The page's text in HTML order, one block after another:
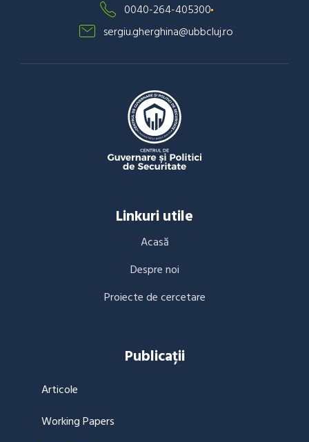
0040-264-405300
sergiu.gherghina@ubbcluj.ro
Linkuri utile
Acasă
Despre noi
Proiecte de cercetare
Publicații
Articole
Working Papers